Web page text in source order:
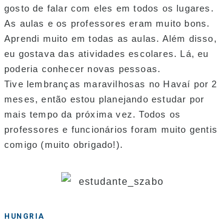
gosto de falar com eles em todos os lugares.
As aulas e os professores eram muito bons.
Aprendi muito em todas as aulas. Além disso,
eu gostava das atividades escolares. Lá, eu
poderia conhecer novas pessoas.
Tive lembranças maravilhosas no Havaí por 2
meses, então estou planejando estudar por
mais tempo da próxima vez. Todos os
professores e funcionários foram muito gentis
comigo (muito obrigado!).
HUNGRIA